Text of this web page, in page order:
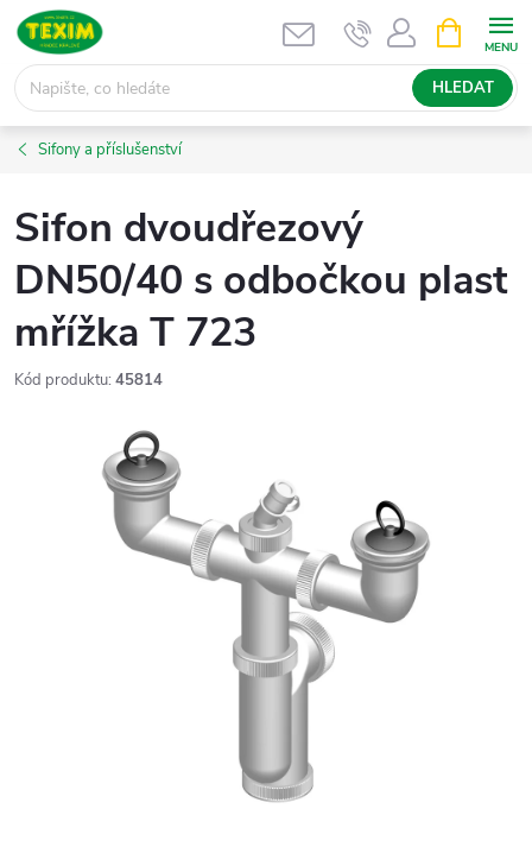
Přejít
obsah
HLEDAT
NÁKUPNÍ
KOŠÍK
Sifony a příslušenství
Sifon dvoudřezový
DN50/40 s odbočkou plast
mřížka T 723
Kód produktu: 45814